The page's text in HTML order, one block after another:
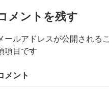
メントを残す
ールアドレスが公開される
項目です
メント